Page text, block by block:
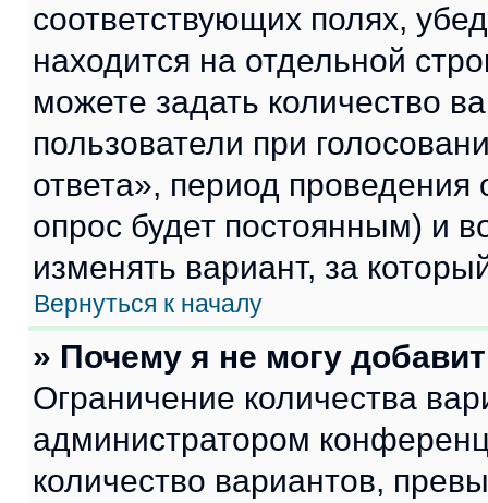
соответствующих полях,
находится на отдельной
можете задать количество
пользователи при
ответа», период проведения
опрос будет постоянным) и
изменять вариант, за
Вернуться к началу
» Почему я не могу
Ограничение количества
администратором
количество вариантов,